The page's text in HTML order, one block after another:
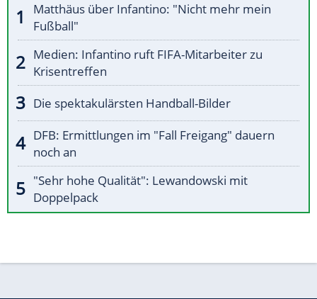
Matthäus über Infantino: "Nicht mehr mein
Fußball"
Medien: Infantino ruft FIFA-Mitarbeiter zu
Krisentreffen
Die spektakulärsten Handball-Bilder
DFB: Ermittlungen im "Fall Freigang" dauern
noch an
"Sehr hohe Qualität": Lewandowski mit
Doppelpack